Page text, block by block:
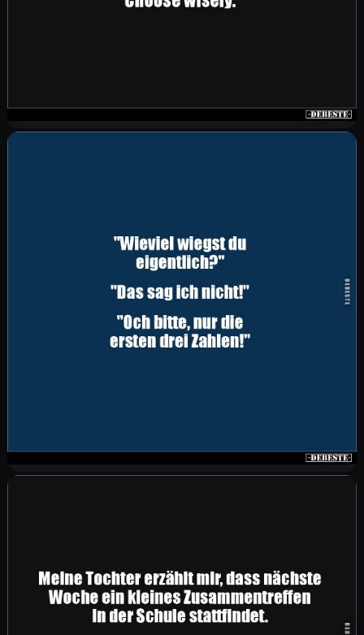
Kinder kosten circa 21.600€ pro Jahr. Katzen
Katzen. Choose wisely.